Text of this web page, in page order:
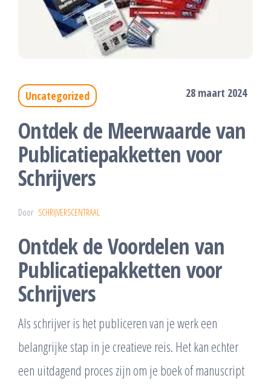
Uncategorized 28 maart 2024
Ontdek de Meerwaarde van
Publicatiepakketten voor
Schrijvers
Door SCHRIJVERSCENTRAAL
Ontdek de Voordelen van
Publicatiepakketten voor
Schrijvers
Als schrijver is het publiceren van je werk een
belangrijke stap in je creatieve reis. Het kan echter
een uitdagend proces zijn om je boek of manuscript